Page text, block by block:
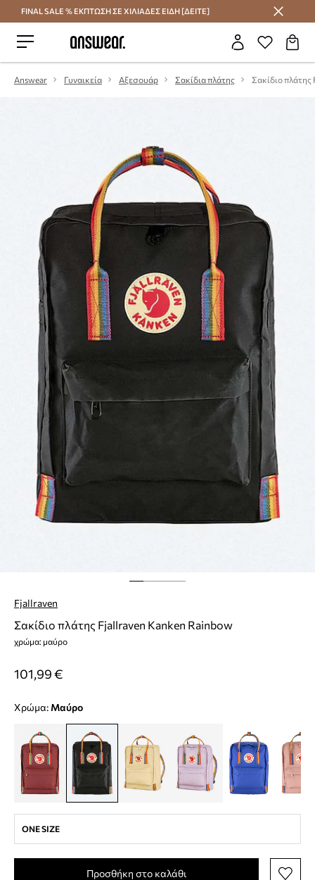
Εξοικονομήστε με το Answear Club
FINAL SALE % ΕΚΠΤΩΣΗ ΣΕ ΧΙΛΙΑΔΕΣ ΕΙΔΗ [ΔΕΙΤΕ]
Answear Γυναικεία Αξεσουάρ Σακίδια πλάτης
Fjallraven
Σακίδιο πλάτης Fjallraven Kanken Rainbow
χρώμα: μαύρο
101,99 €
Χρώμα: μαύρο
ONE SIZE
Προσθήκη στο καλάθι